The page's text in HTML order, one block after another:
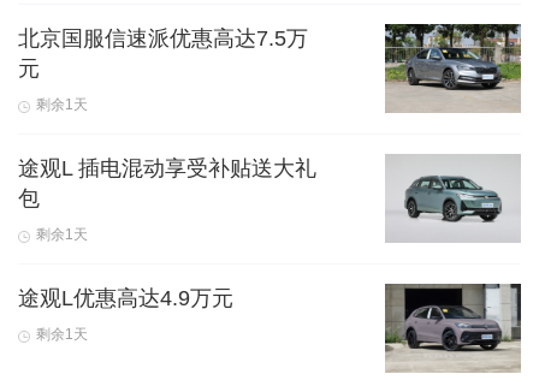
北京国服信速派优惠高达7.5万
元
剩余1天
途观L 插电混动享受补贴送大礼
包
剩余1天
途观L优惠高达4.9万元
剩余1天